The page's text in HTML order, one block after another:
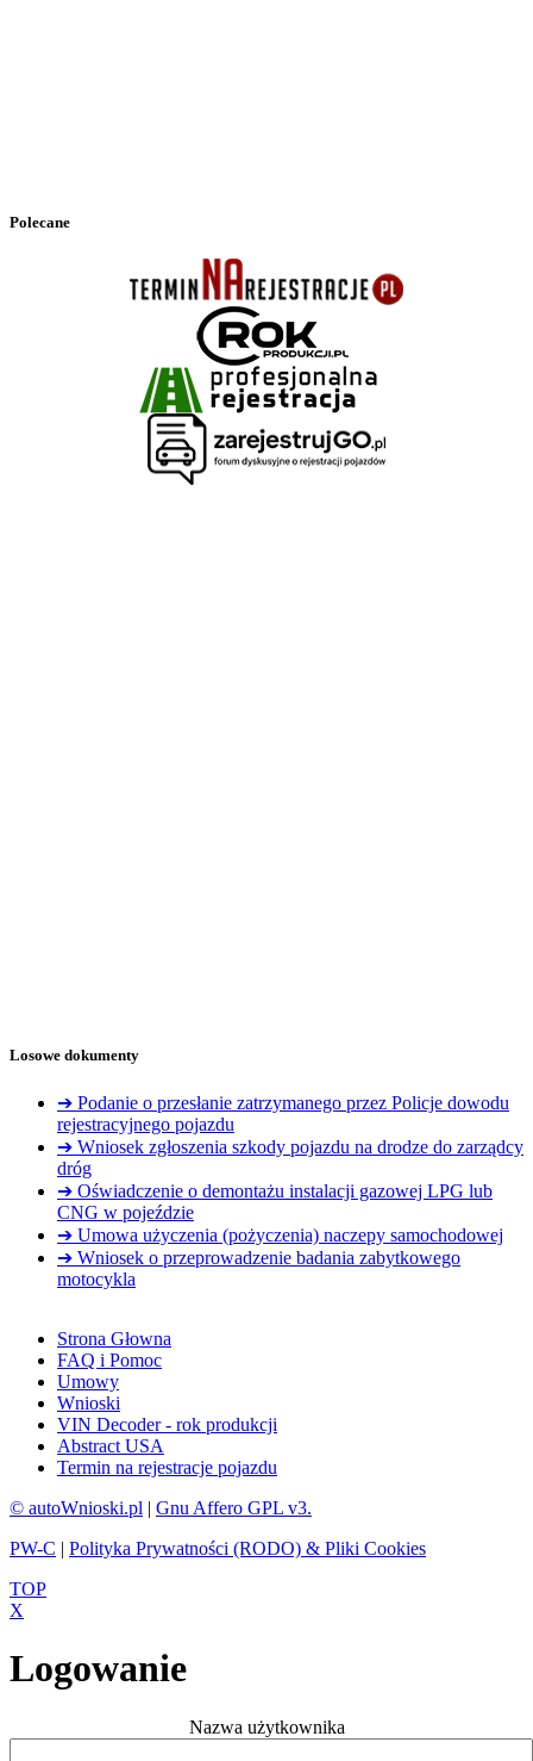
Polecane
Losowe dokumenty
➔ Podanie o przesłanie zatrzymanego przez Policje dowodu
rejestracyjnego pojazdu
➔ Wniosek zgłoszenia szkody pojazdu na drodze do zarządcy
dróg
➔ Oświadczenie o demontażu instalacji gazowej LPG lub
CNG w pojeździe
➔ Umowa użyczenia (pożyczenia) naczepy samochodowej
➔ Wniosek o przeprowadzenie badania zabytkowego
motocykla
Strona Głowna
FAQ i Pomoc
Umowy
Wnioski
VIN Decoder - rok produkcji
Abstract USA
Termin na rejestracje pojazdu
© autoWnioski.pl | Gnu Affero GPL v3.
PW-C | Polityka Prywatności (RODO) & Pliki Cookies
TOP
X
Logowanie
Nazwa użytkownika